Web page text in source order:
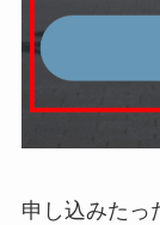
申し込みたっ